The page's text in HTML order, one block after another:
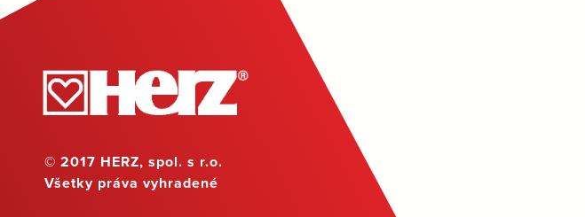
© 2017 HERZ, spol. s r.o.
Všetky práva vyhradené